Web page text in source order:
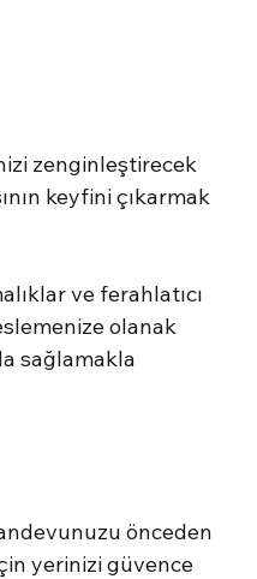
zenginleştirecek
keyfini çıkarmak
ve ferahlatıcı
olanak
sağlamakla
önceden
yerinizi güvence